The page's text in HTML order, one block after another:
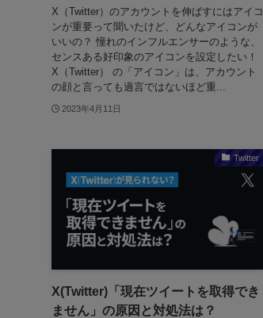
X（Twitter）のアカウントを伸ばすにはアイコ
ンが重要って聞いたけど、どんなアイコンが
いいの？ 憧れのインフルエンサーのような、
センスある好印象のアイコンを設定したい！
X（Twitter） の「アイコン」は、アカウント
の顔と言っても過言ではないほど重...
2023年4月11日
Twitter
X(Twitter)「現在ツイートを取得でき
ません」の原因と対処法は？